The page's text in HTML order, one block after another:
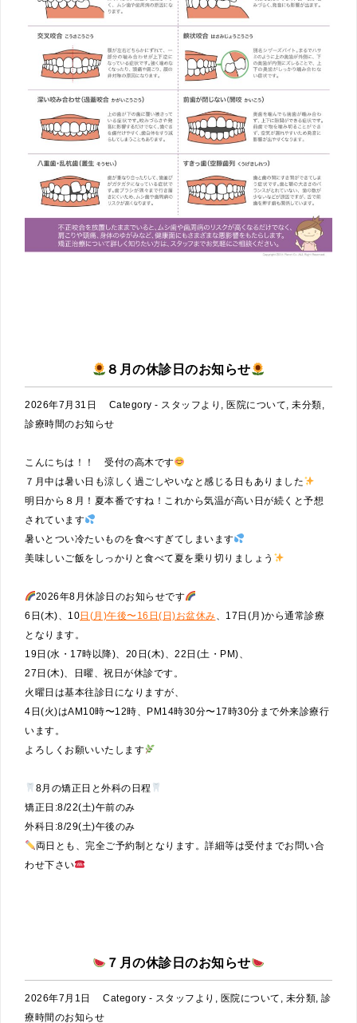
８月の休診日のお知らせ
2026年7月31日 Category - スタッフより , 医院について, 未分類,
診療時間のお知らせ
こんにちは！！ 受付の高木です
７月中は暑い日も涼しく過ごしやいなと感じる日もありました
明日から８月！夏本番ですね！これから気温が高い日が続くと予想
されています
暑いとつい冷たいものを食べすぎてしまいます
美味しいご飯をしっかりと食べて夏を乗り切りましょう
2026年8月休診日のお知らせです
6日(木)、10日(月)午後〜16日(日)お盆休み、17日(月)から通常診療
となります。
19日(水・17時以降)、20日(木)、22日(土・PM)、
27日(木)、
日曜、祝日が休診です。
火曜日は基本往診日になりますが、
4日(火)はAM10時〜12時、PM14時30分〜17時30分まで外来診療行
います。
よろしくお願いいたします
8月の矯正日と外科の日程
矯正日:8/22(土)午前のみ
外科日:8/29(土)午後のみ
両日とも、完全ご予約制となります。詳細等は受付までお問い合
わせ下さい
７月の休診日のお知らせ
2026年7月1日 Category - スタッフより , 医院について , 未分類, 診
療時間のお知らせ